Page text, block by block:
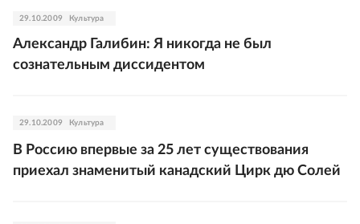
29.10.2009 Культура
Александр Галибин: Я никогда не был
сознательным диссидентом
29.10.2009 Культура
В Россию впервые за 25 лет существования
приехал знаменитый канадский Цирк дю Солей